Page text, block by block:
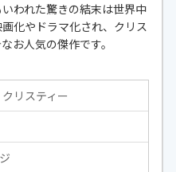
われた驚きの結末は世界中
化やドラマ化され、クリス
お人気の傑作です。
リスティー